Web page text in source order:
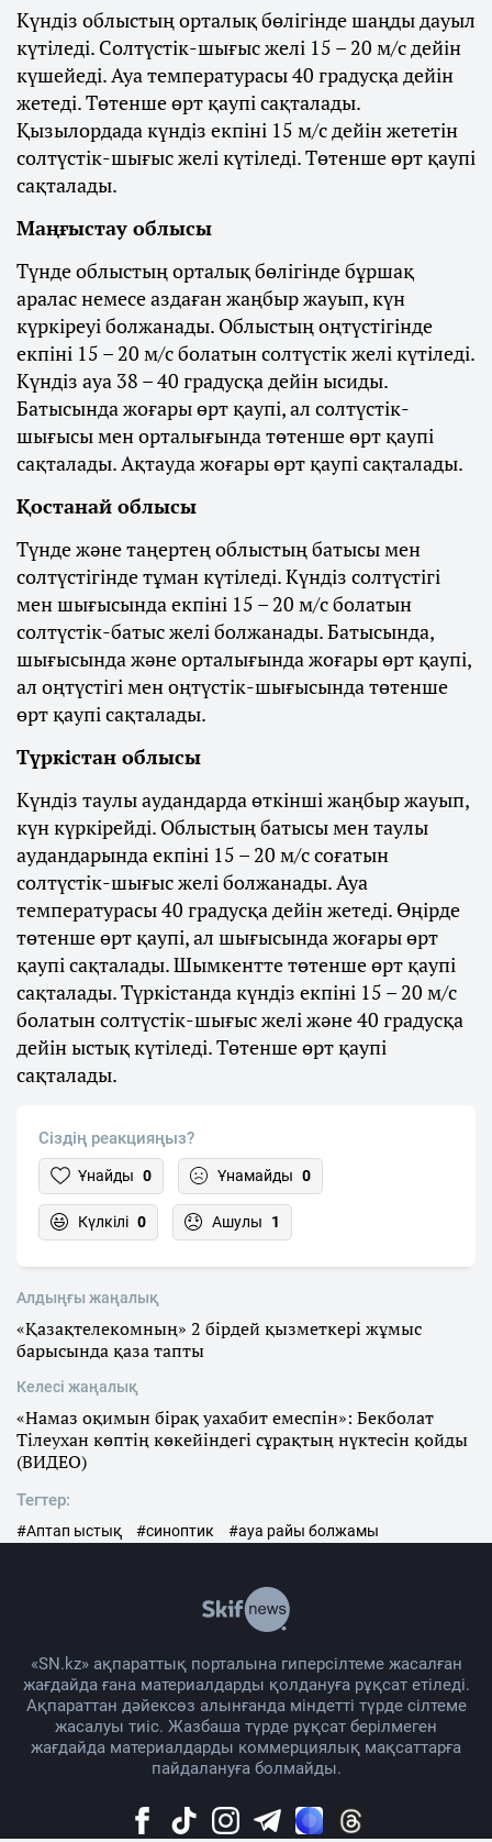
Күндіз облыстың орталық бөлігінде шаңды дауыл
күтіледі. Солтүстік-шығыс желі 15 – 20 м/с дейін
күшейеді. Ауа температурасы 40 градусқа дейін
жетеді. Төтенше өрт қаупі сақталады.
Қызылордада күндіз екпіні 15 м/с дейін жететін
солтүстік-шығыс желі күтіледі. Төтенше өрт қаупі
сақталады.
Маңғыстау облысы
Түнде облыстың орталық бөлігінде бұршақ
аралас немесе аздаған жаңбыр жауып, күн
күркіреуі болжанады. Облыстың оңтүстігінде
екпіні 15 – 20 м/с болатын солтүстік желі күтіледі.
Күндіз ауа 38 – 40 градусқа дейін ысиды.
Батысында жоғары өрт қаупі, ал солтүстік-
шығысы мен орталығында төтенше өрт қаупі
сақталады. Ақтауда жоғары өрт қаупі сақталады.
Қостанай облысы
Түнде және таңертең облыстың батысы мен
солтүстігінде тұман күтіледі. Күндіз солтүстігі
мен шығысында екпіні 15 – 20 м/с болатын
солтүстік-батыс желі болжанады. Батысында,
шығысында және орталығында жоғары өрт қаупі,
ал оңтүстігі мен оңтүстік-шығысында төтенше
өрт қаупі сақталады.
Түркістан облысы
Күндіз таулы аудандарда өткінші жаңбыр жауып,
күн күркірейді. Облыстың батысы мен таулы
аудандарында екпіні 15 – 20 м/с соғатын
солтүстік-шығыс желі болжанады. Ауа
температурасы 40 градусқа дейін жетеді. Өңірде
төтенше өрт қаупі, ал шығысында жоғары өрт
қаупі сақталады. Шымкентте төтенше өрт қаупі
сақталады. Түркістанда күндіз екпіні 15 – 20 м/с
болатын солтүстік-шығыс желі және 40 градусқа
дейін ыстық күтіледі. Төтенше өрт қаупі
сақталады.
Сіздің реакцияңыз?
Ұнайды 0 Ұнамайды 0
Күлкілі 0 Ашулы 1
Алдыңғы жаңалық
«Қазақтелекомның» 2 бірдей қызметкері жұмыс
барысында қаза тапты
Келесі жаңалық
«Намаз оқимын бірақ уахабит емеспін»: Бекболат
Тілеухан көптің көкейіндегі сұрақтың нүктесін қойды
(ВИДЕО)
Тегтер:
#Аптап ыстық #синоптик #ауа райы болжамы
«SN.kz» ақпараттық порталына гиперсілтеме жасалған
жағдайда ғана материалдарды қолдануға рұқсат етіледі.
Ақпараттан дәйексөз алынғанда міндетті түрде сілтеме
жасалуы тиіс. Жазбаша түрде рұқсат берілмеген
жағдайда материалдарды коммерциялық мақсаттарға
пайдалануға болмайды.